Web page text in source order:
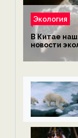
Экология
В Китае
новости